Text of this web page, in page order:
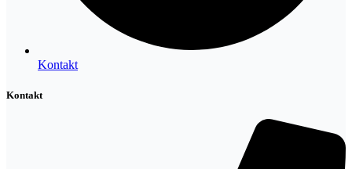
Kontakt
Kontakt